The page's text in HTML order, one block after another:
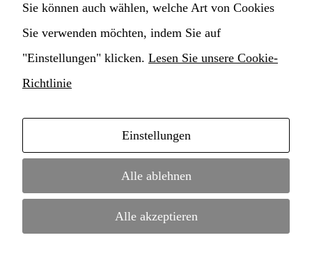
Internationale Beziehungen
Cookie Einstellungen ändern
Sie können auch wählen, welche Art von Cookies
Sie verwenden möchten, indem Sie auf
"Einstellungen" klicken. Lesen Sie unsere Cookie-
Richtlinie
Einstellungen
Alle ablehnen
Alle akzeptieren